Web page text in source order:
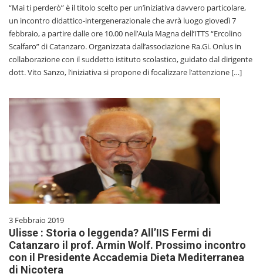
“Mai ti perderò” è il titolo scelto per un’iniziativa davvero particolare,
un incontro didattico-intergenerazionale che avrà luogo giovedì 7
febbraio, a partire dalle ore 10.00 nell’Aula Magna dell’ITTS “Ercolino
Scalfaro” di Catanzaro. Organizzata dall’associazione Ra.Gi. Onlus in
collaborazione con il suddetto istituto scolastico, guidato dal dirigente
dott. Vito Sanzo, l’iniziativa si propone di focalizzare l’attenzione […]
3 Febbraio 2019
Ulisse : Storia o leggenda? All’IIS Fermi di
Catanzaro il prof. Armin Wolf. Prossimo incontro
con il Presidente Accademia Dieta Mediterranea
di Nicotera